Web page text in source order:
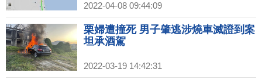
2022-04-08 09:44:09
栗婦遭撞死 男子肇逃涉燒車滅證到案
坦承酒駕
2022-03-19 14:42:31